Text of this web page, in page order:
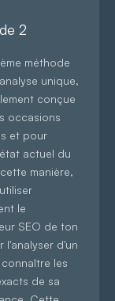
2
méthode
unique,
conçue
occasions
et pour
actuel du
manière,
le
SEO de ton
l'analyser d'un
les
de sa